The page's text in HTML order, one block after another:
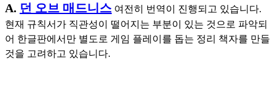
A. 던 오브 매드니스 여전히 번역이 진행되고 있습니다.
현재 규칙서가 직관성이 떨어지는 부분이 있는 것으로 파악되
어 한글판에서만 별도로 게임 플레이를 돕는 정리 책자를 만들
것을 고려하고 있습니다.